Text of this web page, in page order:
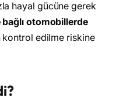
hayal gücüne gerek
otomobillerde
kontrol edilme riskine